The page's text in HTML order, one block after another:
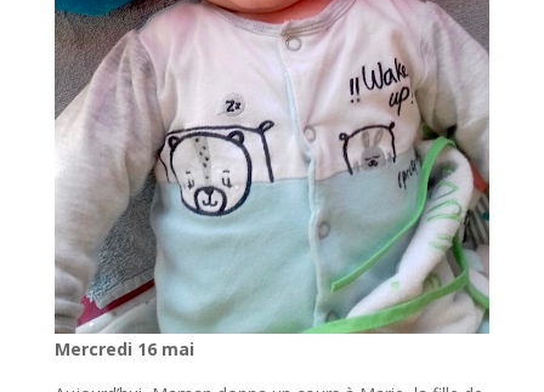
Mercredi 16 mai